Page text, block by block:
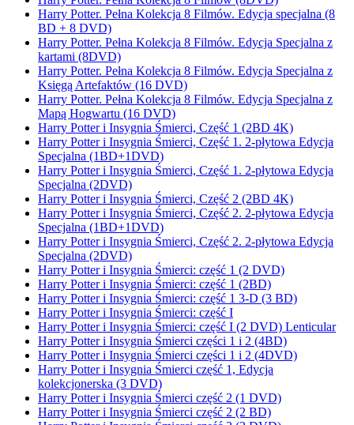
Harry Potter. Pełna Kolekcja 8 Filmów. Edycja specjalna (8
BD + 8 DVD)
Harry Potter. Pełna Kolekcja 8 Filmów. Edycja Specjalna z
kartami (8DVD)
Harry Potter. Pełna Kolekcja 8 Filmów. Edycja Specjalna z
Księgą Artefaktów (16 DVD)
Harry Potter. Pełna Kolekcja 8 Filmów. Edycja Specjalna z
Mapą Hogwartu (16 DVD)
Harry Potter i Insygnia Śmierci, Część 1 (2BD 4K)
Harry Potter i Insygnia Śmierci, Część 1. 2-płytowa Edycja
Specjalna (1BD+1DVD)
Harry Potter i Insygnia Śmierci, Część 1. 2-płytowa Edycja
Specjalna (2DVD)
Harry Potter i Insygnia Śmierci, Część 2 (2BD 4K)
Harry Potter i Insygnia Śmierci, Część 2. 2-płytowa Edycja
Specjalna (1BD+1DVD)
Harry Potter i Insygnia Śmierci, Część 2. 2-płytowa Edycja
Specjalna (2DVD)
Harry Potter i Insygnia Śmierci: część 1 (2 DVD)
Harry Potter i Insygnia Śmierci: część 1 (2BD)
Harry Potter i Insygnia Śmierci: część 1 3-D (3 BD)
Harry Potter i Insygnia Śmierci: część I
Harry Potter i Insygnia Śmierci: część I (2 DVD) Lenticular
Harry Potter i Insygnia Śmierci części 1 i 2 (4BD)
Harry Potter i Insygnia Śmierci części 1 i 2 (4DVD)
Harry Potter i Insygnia Śmierci część 1, Edycja
kolekcjonerska (3 DVD)
Harry Potter i Insygnia Śmierci część 2 (1 DVD)
Harry Potter i Insygnia Śmierci część 2 (2 BD)